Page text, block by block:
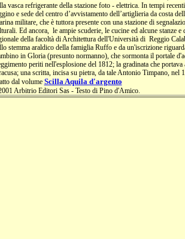
vasca refrigerante della stazione foto - elettrica. In tempi
e sede del centro d’avvistamento dell’artiglieria da costa
militare, che è tuttora presente con una stazione di
Ed ancora, le ampie scuderie, le cucine ed alcune stanze
della facoltà di Architettura dell'Università di Reggio
stemma araldico della famiglia Ruffo e da un'iscrizione
in Gloria (presunto normanno), che sormonta il portale
periti nell'esplosione del 1812; la gradinata che
una scritta, incisa su pietra, da tale Antonio Timpano, nel
dal volume Scilla Aquila d'argento
Arbitrio Editori Sas - Testo di Pino d'Amico.